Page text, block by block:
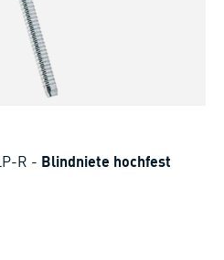
R - Blindniete hochfest